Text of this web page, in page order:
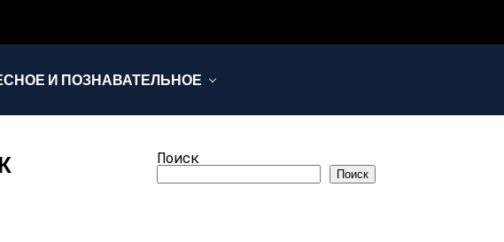
И ПОЗНАВАТЕЛЬНОЕ
Поиск
Поиск